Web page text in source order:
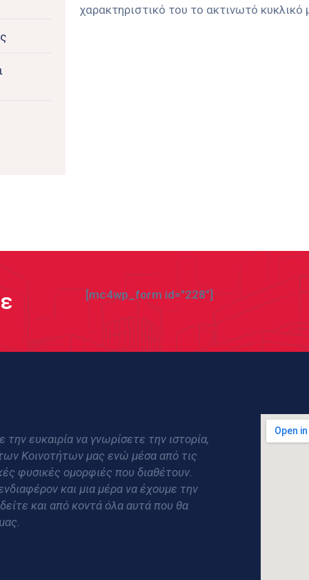
χαρακτηριστικό του το ακτινωτό κυκλικό
[mc4wp_form id="228"]
ευκαιρία να γνωρίσετε την ιστορία,
Κοινοτήτων μας ενώ μέσα από τις
φυσικές ομορφιές που διαθέτουν.
και μια μέρα να έχουμε την
και από κοντά όλα αυτά που θα